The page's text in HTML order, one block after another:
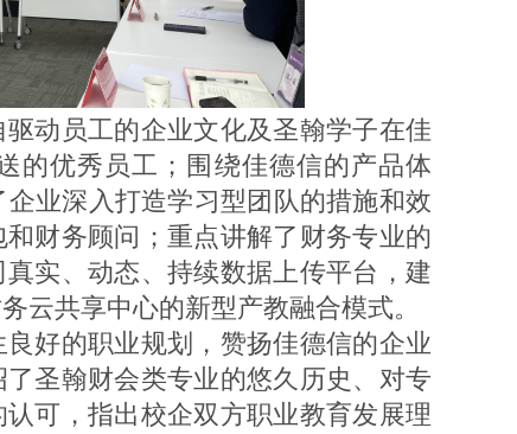
员工的企业文化及圣翰学子在佳
的优秀员工；围绕佳德信的产品体
业深入打造学习型团队的措施和效
财务顾问；重点讲解了财务专业的
实、动态、持续数据上传平台，建
云共享中心的新型产教融合模式。
的职业规划，赞扬佳德信的企业
圣翰财会类专业的悠久历史、对专
可，指出校企双方职业教育发展理